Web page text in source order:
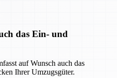
das Ein- und
auf Wunsch auch das
Ihrer Umzugsgüter.